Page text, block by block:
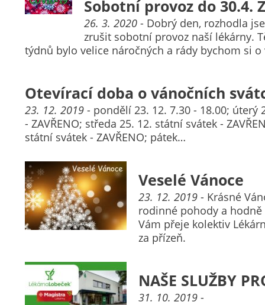
Sobotní provoz do 30.4.
26. 3. 2020 - Dobrý den, rozhodla
zrušit sobotní provoz naší lékárny.
týdnů bylo velice náročných a rády bychom si
Otevírací doba o vánočních
23. 12. 2019 - pondělí 23. 12. 7.30 - 18.00; úterý
- ZAVŘENO; středa 25. 12. státní svátek -
státní svátek - ZAVŘENO; pátek…
Veselé Vánoce
23. 12. 2019 - Krásné
rodinné pohody a hodně
Vám přeje kolektiv
za přízeň.
NAŠE SLUŽBY
31. 10. 2019 -